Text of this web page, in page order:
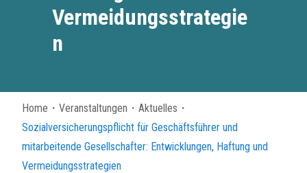
Vermeidungsstrategie
n
Home ・ Veranstaltungen ・ Aktuelles ・
Sozialversicherungspflicht für Geschäftsführer und
mitarbeitende Gesellschafter: Entwicklungen, Haftung und
Vermeidungsstrategien